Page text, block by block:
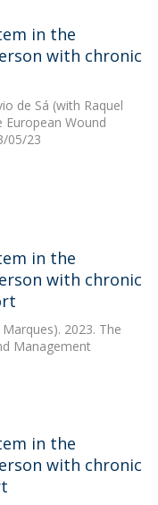
in the
with chronic
de Sá (with Raquel
European Wound
05/23
in the
with chronic
2023. The
Management
in the
with chronic